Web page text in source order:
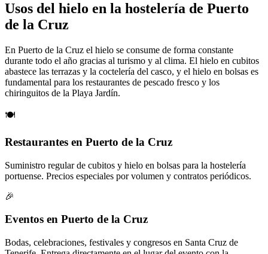
Usos del hielo en la hostelería de Puerto
de la Cruz
En Puerto de la Cruz el hielo se consume de forma constante
durante todo el año gracias al turismo y al clima. El hielo en cubitos
abastece las terrazas y la coctelería del casco, y el hielo en bolsas es
fundamental para los restaurantes de pescado fresco y los
chiringuitos de la Playa Jardín.
🍽️
Restaurantes en Puerto de la Cruz
Suministro regular de cubitos y hielo en bolsas para la hostelería
portuense. Precios especiales por volumen y contratos periódicos.
🎉
Eventos en Puerto de la Cruz
Bodas, celebraciones, festivales y congresos en Santa Cruz de